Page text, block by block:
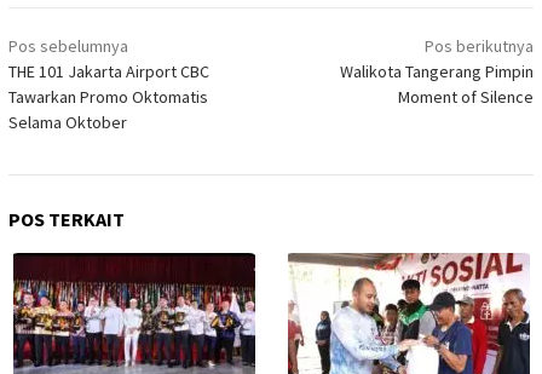
Navigasi
pos
Pos sebelumnya
THE 101 Jakarta Airport CBC
Tawarkan Promo Oktomatis
Selama Oktober
Pos berikutnya
Walikota Tangerang Pimpin
Moment of Silence
POS TERKAIT